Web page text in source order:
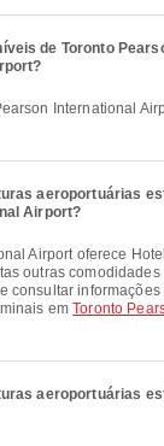
de Toronto
aeroportuárias
Airport?
outras
consultar
emToronto
aeroportuárias